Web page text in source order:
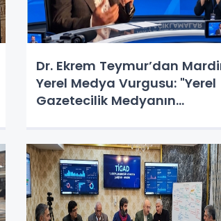
​Dr. Ekrem Teymur’dan
Yerel Medya Vurgusu: "Yerel
Gazetecilik Medyanın